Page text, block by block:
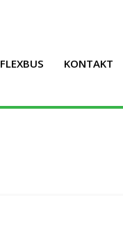
FLEXBUS KONTAKT